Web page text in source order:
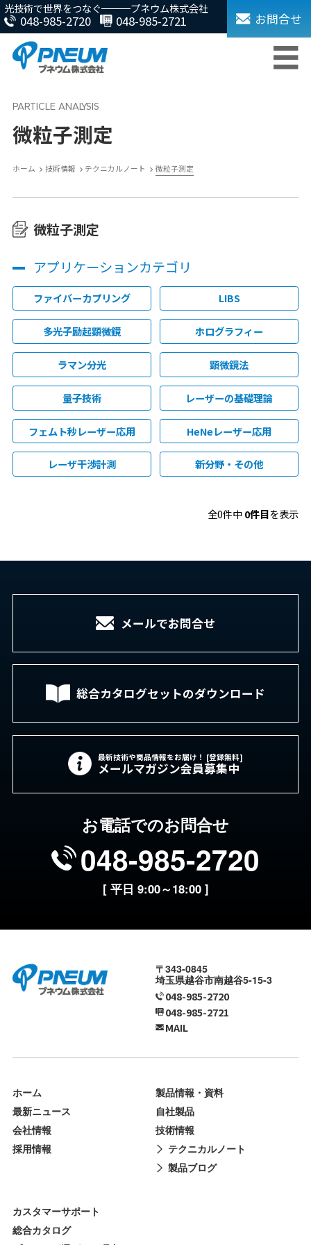
光技術で世界をつなぐ プネウム株式会社
048-985-2720 048-985-2721 お問合せ
微粒子測定
ホーム 技術情報 テクニカルノート 微粒子測定
微粒子測定
アプリケーションカテゴリ
ファイバーカプリング LIBS
多光子励起顕微鏡 ホログラフィー
ラマン分光 顕微鏡法
量子技術 レーザーの基礎理論
フェムト秒レーザー応用 HeNeレーザー応用
レーザ干渉計測 新分野・その他
全0件中0件目を表示
メールでお問合せ
総合カタログセットのダウンロード
最新技術や商品情報をお届け！ [登録無料]
メールマガジン会員募集中
お電話でのお問合せ
048-985-2720
[ 平日 9:00～18:00 ]
〒343-0845
埼玉県越谷市南越谷5-15-3
048-985-2720
048-985-2721
MAIL
ホーム
最新ニュース
会社情報
採用情報
製品情報・資料
自社製品
技術情報
テクニカルノート
製品ブログ
カスタマーサポート
総合カタログ